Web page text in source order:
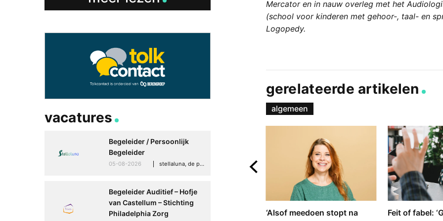
Mercator en in nauw overleg met het
(school voor kinderen met gehoor-, taal- en
Logopedy.
gerelateerde artikelen
algemeen
Feit of fabel:
Betere communicatie en
‘Alsof meedoen stopt na
vacatures
Begeleider / Persoonlijk
Begeleider
05-08-2026 stellaluna, de punt (drenthe)
Begeleider Auditief – Hofje
van Castellum – Stichting
Philadelphia Zorg